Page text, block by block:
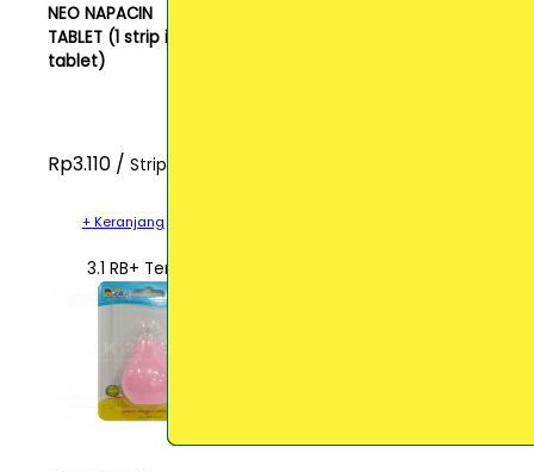
NEO NAPACIN
TABLET (1 strip isi 4
tablet)
Rp3.110 / Strip
+ Keranjang
3.1 RB+ Terjual